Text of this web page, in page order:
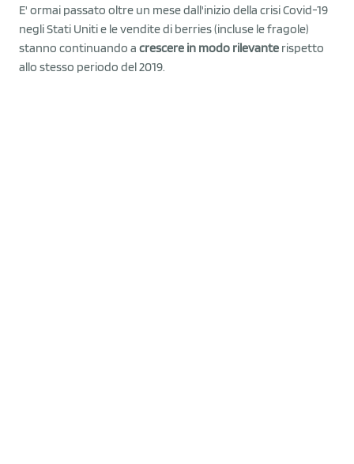
E' ormai passato oltre un mese dall'inizio della crisi Covid-19
negli Stati Uniti e le vendite di berries (incluse le fragole)
stanno continuando a crescere in modo rilevante rispetto
allo stesso periodo del 2019.